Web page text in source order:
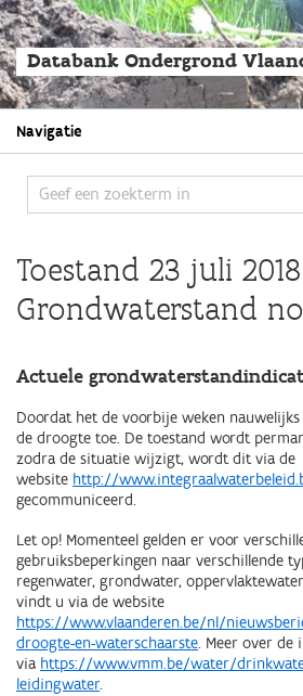
en
naar
de
inhoud
Databank Ondergrond
Main
navigation
Navigatie
Toestand 23 juli
Grondwaterstand
Actuele
Doordat het de voorbije weken
de droogte toe. De toestand wordt
zodra de situatie wijzigt, wordt dit via de
website http://
gecommuniceerd.
Let op! Momenteel gelden er voor
gebruiksbeperkingen naar verschillende
regenwater, grondwater,
vindt u via de website
https://www.vlaanderen.be/nl/
droogte-en-waterschaarste. Meer over
via https://www.vmm.be/water/
leidingwater.